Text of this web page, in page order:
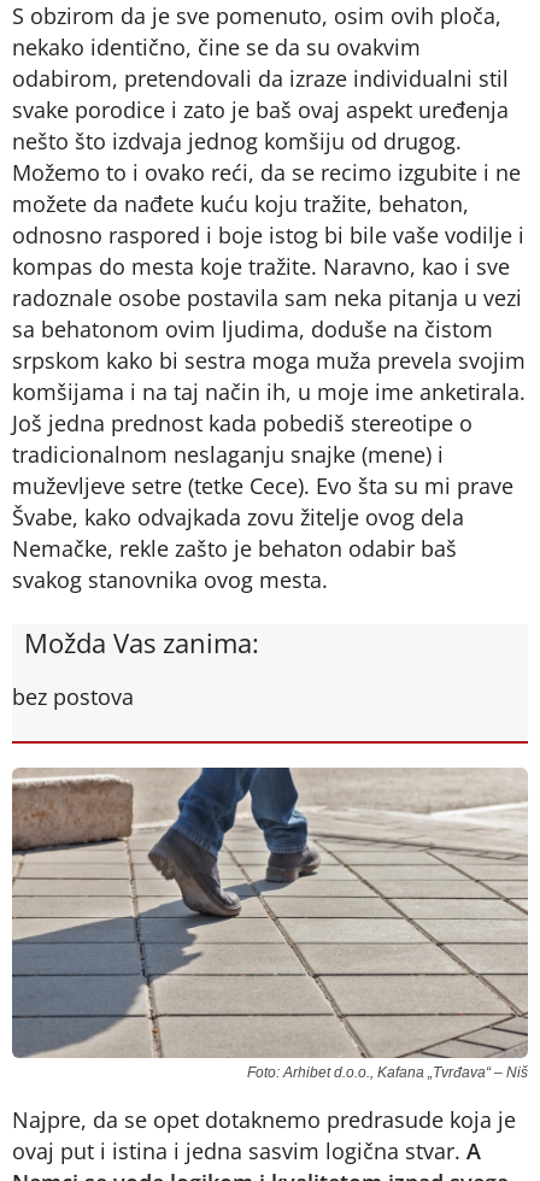
S obzirom da je sve pomenuto, osim ovih ploča,
nekako identično, čine se da su ovakvim
odabirom, pretendovali da izraze individualni stil
svake porodice i zato je baš ovaj aspekt uređenja
nešto što izdvaja jednog komšiju od drugog.
Možemo to i ovako reći, da se recimo izgubite i ne
možete da nađete kuću koju tražite, behaton,
odnosno raspored i boje istog bi bile vaše vodilje i
kompas do mesta koje tražite. Naravno, kao i sve
radoznale osobe postavila sam neka pitanja u vezi
sa behatonom ovim ljudima, doduše na čistom
srpskom kako bi sestra moga muža prevela svojim
komšijama i na taj način ih, u moje ime anketirala.
Još jedna prednost kada pobediš stereotipe o
tradicionalnom neslaganju snajke (mene) i
muževljeve setre (tetke Cece). Evo šta su mi prave
Švabe, kako odvajkada zovu žitelje ovog dela
Nemačke, rekle zašto je behaton odabir baš
svakog stanovnika ovog mesta.
Možda Vas zanima:
bez postova
Foto: Arhibet d.o.o., Kafana „Tvrđava“ – Niš
Najpre, da se opet dotaknemo predrasude koja je
ovaj put i istina i jedna sasvim logična stvar. A